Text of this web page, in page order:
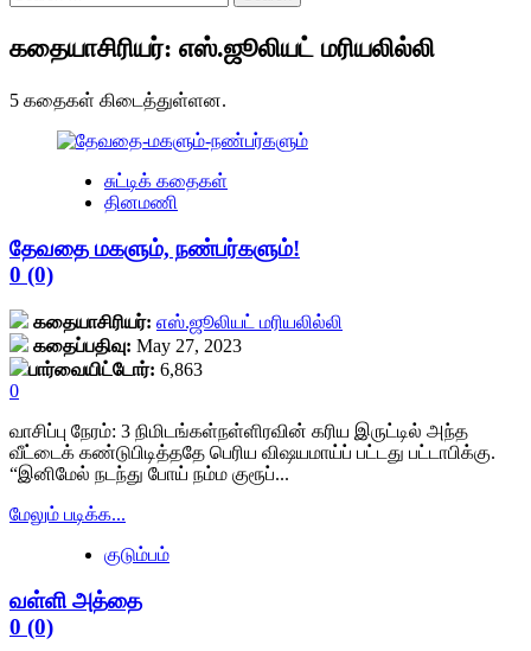
for:
கதையாசிரியர்: எஸ்.ஜூலியட் மரியலில்லி
5 கதைகள் கிடைத்துள்ளன.
சுட்டிக் கதைகள்
தினமணி
தேவதை மகளும், நண்பர்களும்!
0 (0)
கதையாசிரியர்: எஸ்.ஜூலியட் மரியலில்லி
கதைப்பதிவு: May 27, 2023
பார்வையிட்டோர்: 6,863
0
வாசிப்பு நேரம்: 3 நிமிடங்கள்நள்ளிரவின் கரிய இருட்டில் அந்த
வீட்டைக் கண்டுபிடித்ததே பெரிய விஷயமாய்ப் பட்டது பட்டாபிக்கு.
“இனிமேல் நடந்து போய் நம்ம குரூப்...
மேலும் படிக்க...
about
மகளும்,
நண்பர்களும்!
குடும்பம்
வள்ளி அத்தை
0 (0)